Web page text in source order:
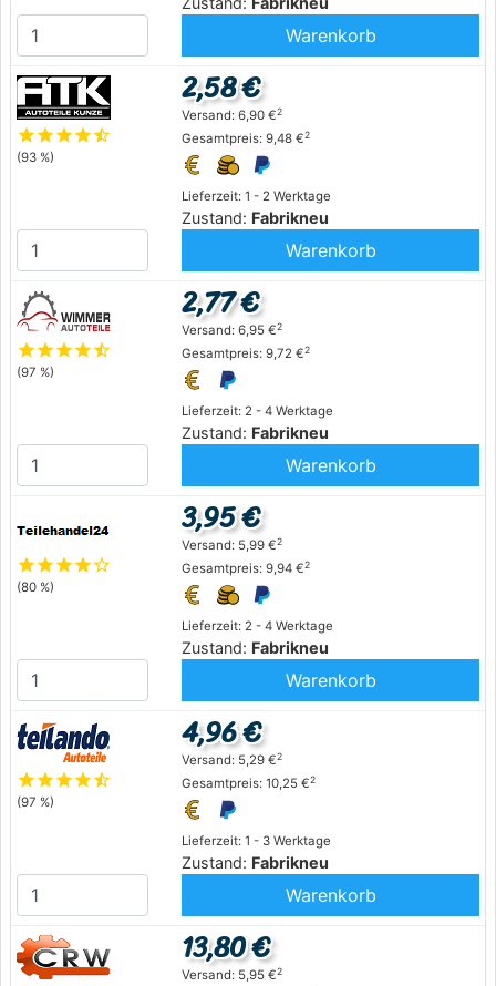
Warenkorb
starstarstarstarstar_half
(93 %)
Lieferzeit: 1 - 2 Werktage
Zustand: Fabrikneu
2,58 €
Versand: 6,90 €2
Gesamtpreis: 9,48 €2
Warenkorb
starstarstarstarstar_half
(97 %)
Lieferzeit: 2 - 4 Werktage
Zustand: Fabrikneu
2,77 €
Versand: 6,95 €2
Gesamtpreis: 9,72 €2
Warenkorb
starstarstarstarstar_outline
(80 %)
Lieferzeit: 2 - 4 Werktage
Zustand: Fabrikneu
3,95 €
Versand: 5,99 €2
Gesamtpreis: 9,94 €2
Warenkorb
starstarstarstarstar_half
(97 %)
Lieferzeit: 1 - 3 Werktage
Zustand: Fabrikneu
4,96 €
Versand: 5,29 €2
Gesamtpreis: 10,25 €2
Warenkorb
13,80 €
Versand: 5,95 €2